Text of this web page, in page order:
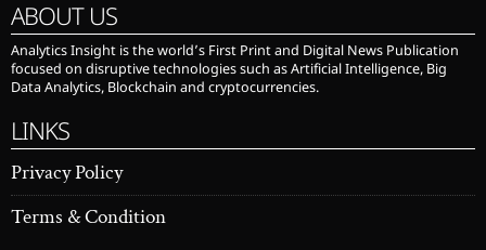
ABOUT US
Analytics Insight is the world’s First Print and Digital News Publication
focused on disruptive technologies such as Artificial Intelligence, Big
Data Analytics, Blockchain and cryptocurrencies.
LINKS
Privacy Policy
Terms & Condition